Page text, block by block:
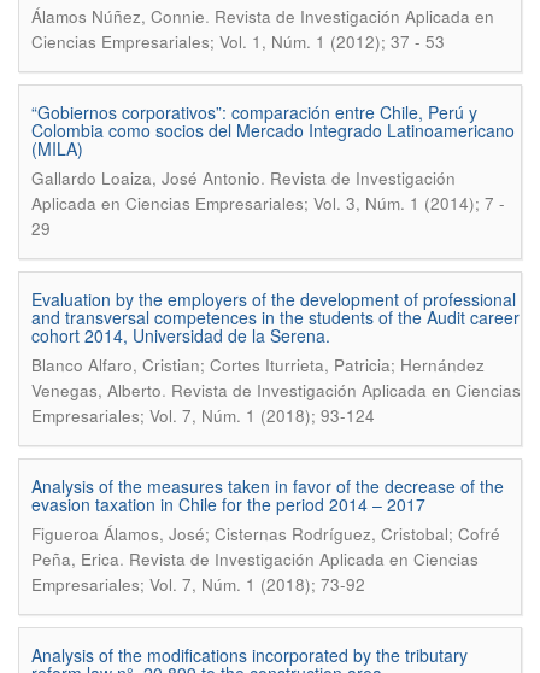
Álamos Núñez, Connie. Revista de Investigación Aplicada en
Ciencias Empresariales; Vol. 1, Núm. 1 (2012); 37 - 53
“Gobiernos corporativos”: comparación entre Chile, Perú y
Colombia como socios del Mercado Integrado Latinoamericano
(MILA)
Gallardo Loaiza, José Antonio. Revista de Investigación
Aplicada en Ciencias Empresariales; Vol. 3, Núm. 1 (2014); 7 -
29
Evaluation by the employers of the development of professional
and transversal competences in the students of the Audit career
cohort 2014, Universidad de la Serena.
Blanco Alfaro, Cristian; Cortes Iturrieta, Patricia; Hernández
Venegas, Alberto. Revista de Investigación Aplicada en Ciencias
Empresariales; Vol. 7, Núm. 1 (2018); 93-124
Analysis of the measures taken in favor of the decrease of the
evasion taxation in Chile for the period 2014 – 2017
Figueroa Álamos, José; Cisternas Rodríguez, Cristobal; Cofré
Peña, Erica. Revista de Investigación Aplicada en Ciencias
Empresariales; Vol. 7, Núm. 1 (2018); 73-92
Analysis of the modifications incorporated by the tributary